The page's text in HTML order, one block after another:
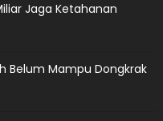
Jaga Ketahanan
Belum Mampu Dongkrak